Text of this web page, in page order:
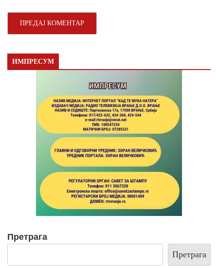
ИМПРЕСУМ
Претрага
Претрага